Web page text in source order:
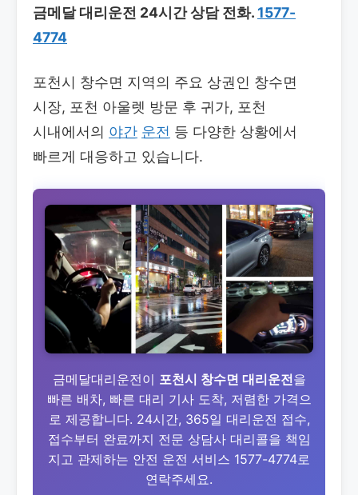
금메달 대리운전 24시간 상담 전화.1577-
4774
포천시 창수면 지역의 주요 상권인 창수면
시장, 포천 아울렛 방문 후 귀가, 포천
시내에서의 야간 운전 등 다양한 상황에서
빠르게 대응하고 있습니다.
금메달대리운전이 포천시 창수면 대리운전을
빠른 배차, 빠른 대리 기사 도착, 저렴한 가격으
로 제공합니다. 24시간, 365일 대리운전 접수,
접수부터 완료까지 전문 상담사 대리콜을 책임
지고 관제하는 안전 운전 서비스 1577-4774로
연락주세요.